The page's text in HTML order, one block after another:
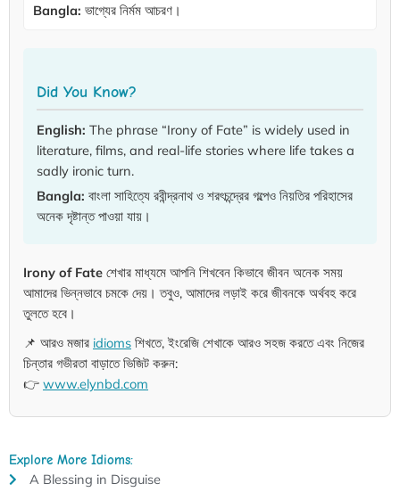
Bangla: ভাগ্যের নির্মম আচরণ।
Did You Know?
English: The phrase “Irony of Fate” is widely used in
literature, films, and real-life stories where life takes a
sadly ironic turn.
Bangla: বাংলা সাহিত্যে রবীন্দ্রনাথ ও শরৎচন্দ্রের গল্পেও নিয়তির পরিহাসের
অনেক দৃষ্টান্ত পাওয়া যায়।
Irony of Fate শেখার মাধ্যমে আপনি শিখবেন কিভাবে জীবন অনেক সময়
আমাদের ভিন্নভাবে চমকে দেয়। তবুও, আমাদের লড়াই করে জীবনকে অর্থবহ করে
তুলতে হবে।
📌 আরও মজার idioms শিখতে, ইংরেজি শেখাকে আরও সহজ করতে এবং নিজের
চিন্তার গভীরতা বাড়াতে ভিজিট করুন:
👉 www.elynbd.com
Explore More Idioms:
A Blessing in Disguise